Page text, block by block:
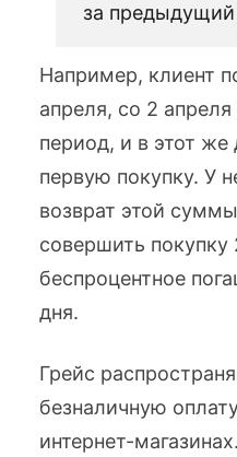
за
Например, клиент
апреля, со 2
период, и в этот
первую покупку. У
возврат этой
совершить покупку
беспроцентное
дня.
Грейс
безналичную
интернет-